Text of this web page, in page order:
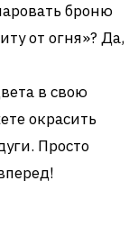
броню
от огня»? Да,
в свою
окрасить
Просто